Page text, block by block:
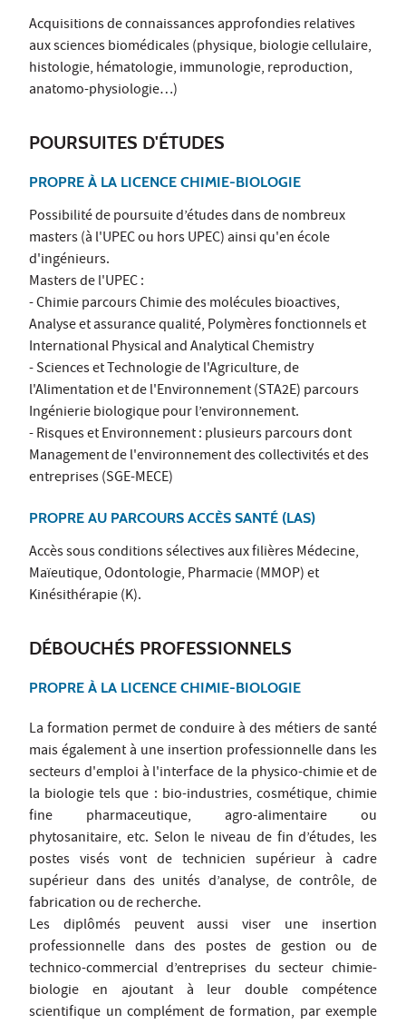
Acquisitions de connaissances approfondies relatives
aux sciences biomédicales (physique, biologie cellulaire,
histologie, hématologie, immunologie, reproduction,
anatomo-physiologie…)
POURSUITES D'ÉTUDES
PROPRE À LA LICENCE CHIMIE-BIOLOGIE
Possibilité de poursuite d’études dans de nombreux
masters (à l'UPEC ou hors UPEC) ainsi qu'en école
d'ingénieurs.
Masters de l'UPEC :
- Chimie parcours Chimie des molécules bioactives,
Analyse et assurance qualité, Polymères fonctionnels et
International Physical and Analytical Chemistry
- Sciences et Technologie de l'Agriculture, de
l'Alimentation et de l'Environnement (STA2E) parcours
Ingénierie biologique pour l’environnement.
- Risques et Environnement : plusieurs parcours dont
Management de l'environnement des collectivités et des
entreprises (SGE-MECE)
PROPRE AU PARCOURS ACCÈS SANTÉ (LAS)
Accès sous conditions sélectives aux filières Médecine,
Maïeutique, Odontologie, Pharmacie (MMOP) et
Kinésithérapie (K).
DÉBOUCHÉS PROFESSIONNELS
PROPRE À LA LICENCE CHIMIE-BIOLOGIE
La formation permet de conduire à des métiers de santé
mais également à une insertion professionnelle dans les
secteurs d'emploi à l'interface de la physico-chimie et de
la biologie tels que : bio-industries, cosmétique, chimie
fine pharmaceutique, agro-alimentaire ou
phytosanitaire, etc. Selon le niveau de fin d’études, les
postes visés vont de technicien supérieur à cadre
supérieur dans des unités d’analyse, de contrôle, de
fabrication ou de recherche.
Les diplômés peuvent aussi viser une insertion
professionnelle dans des postes de gestion ou de
technico-commercial d’entreprises du secteur chimie-
biologie en ajoutant à leur double compétence
scientifique un complément de formation, par exemple